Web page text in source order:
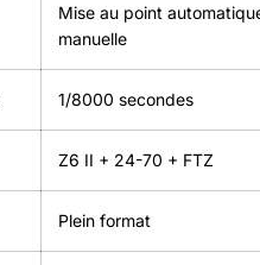
‎Mise au point
manuelle
‎1/8000 secondes
Z6 II + 24-70 + FTZ
‎Plein format